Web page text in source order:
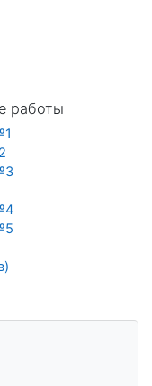
работы